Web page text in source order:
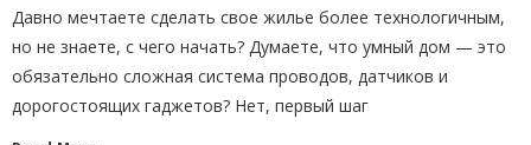
Давно мечтаете сделать свое жилье более технологичным,
но не знаете, с чего начать? Думаете, что умный дом — это
обязательно сложная система проводов, датчиков и
дорогостоящих гаджетов? Нет, первый шаг